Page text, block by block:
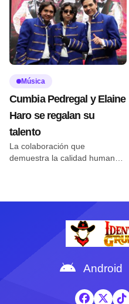
presentó el sencillo O Me Voy o
Te Vas, una nueva versión del
clásico de Marco Antonio Solís,
como adelanto de su próximo
EP De Corazón a Corazón, que
llegará el próximo 21 de agosto
[…]Música
Cumbia Pedregal y Elaine
Haro se regalan su
talento
La colaboración que
demuestra la calidad humana
colaboración que nació de la
afinidad artística entre ellos y la
demostrando que el éxito de
Android